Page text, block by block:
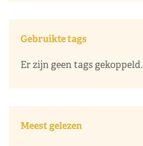
Gebruikte tags
Er zijn geen tags gekoppeld.
Meest gelezen